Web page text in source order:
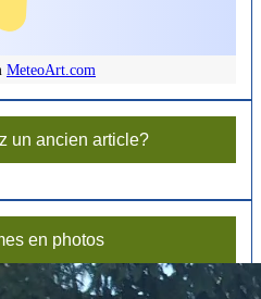
MeteoArt.com
un ancien article?
en photos